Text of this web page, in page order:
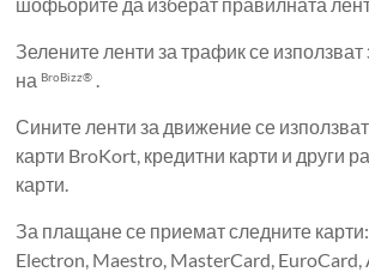
Зелените ленти за трафик се използват
на BroBizz® .
Сините ленти за движение се
карти BroKort, кредитни карти и други
карти.
За плащане се приемат следните
Electron, Maestro, MasterCard, EuroCard,